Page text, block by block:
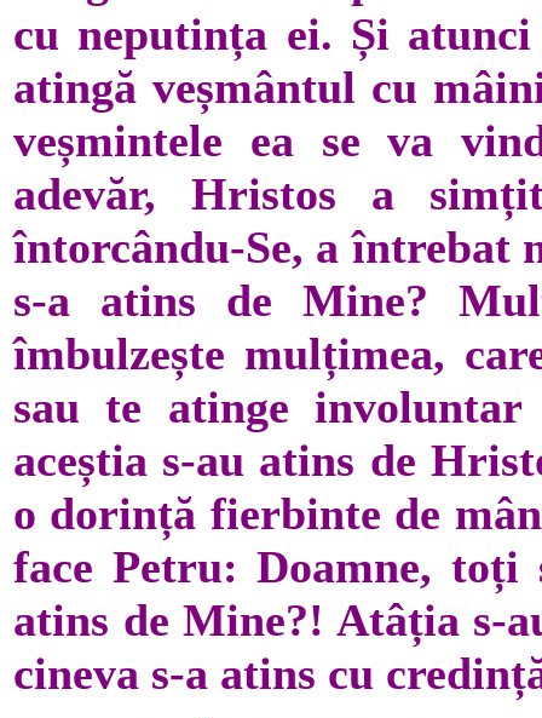
cu neputința ei. Și
atingă veșmântul cu
veșmintele ea se va
adevăr, Hristos a
întorcându-Se, a întrebat
s-a atins de Mine?
îmbulzește mulțimea,
sau te atinge
aceștia s-au atins de
o dorință fierbinte de
face Petru: Doamne, toți
atins de Mine?! Atâția s-
cineva s-a atins cu